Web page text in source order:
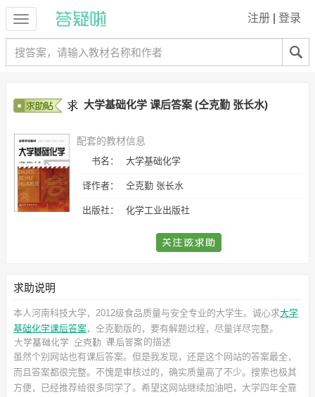
注册 登录
大学基础化学 课后答案 (仝克勤 张长水)
配套的教材信息
书名： 大学基础化学
译作者： 仝克勤 张长水
出版社： 化学工业出版社
求助说明
本人河南科技大学，2012级食品质量与安全专业的大学生。诚心求大学
基础化学课后答案，仝克勤版的，要有解题过程，尽量详尽完整。
的描述
虽然个别网站也有课后答案。但是我发现，还是这个网站的答案最全，
而且答案都很完整。不愧是审核过的，确实质量高了不少。搜索也极其
方便，已经推荐给很多同学了。希望这网站继续加油吧，大学四年全靠